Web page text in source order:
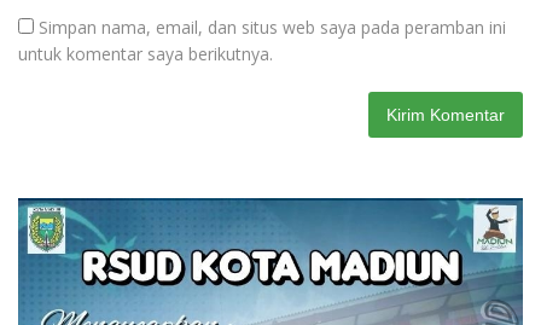
Simpan nama, email, dan situs web saya pada peramban ini
untuk komentar saya berikutnya.